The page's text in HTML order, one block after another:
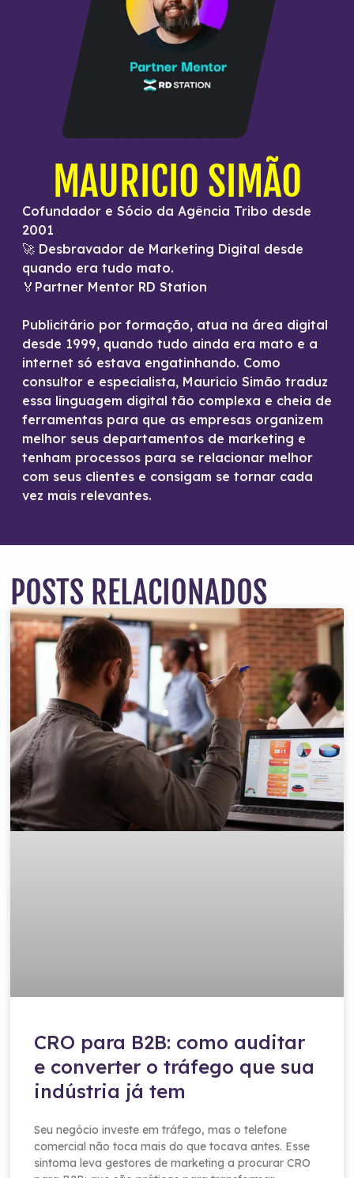
MAURICIO SIMÃO
Cofundador e Sócio da Agência Tribo desde
2001
🚀 Desbravador de Marketing Digital desde
quando era tudo mato.
🏅Partner Mentor RD Station
Publicitário por formação, atua na área digital
desde 1999, quando tudo ainda era mato e a
internet só estava engatinhando. Como
consultor e especialista, Mauricio Simão traduz
essa linguagem digital tão complexa e cheia de
ferramentas para que as empresas organizem
melhor seus departamentos de marketing e
tenham processos para se relacionar melhor
com seus clientes e consigam se tornar cada
vez mais relevantes.
POSTS RELACIONADOS
CRO para B2B: como auditar
e converter o tráfego que sua
indústria já tem
Seu negócio investe em tráfego, mas o telefone
comercial não toca mais do que tocava antes. Esse
sintoma leva gestores de marketing a procurar CRO